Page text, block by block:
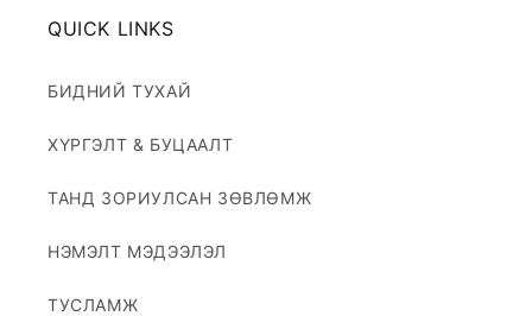
QUICK LINKS
БИДНИЙ ТУХАЙ
ХҮРГЭЛТ & БУЦААЛТ
ТАНД ЗОРИУЛСАН ЗӨВЛӨМЖ
НЭМЭЛТ МЭДЭЭЛЭЛ
ТУСЛАМЖ